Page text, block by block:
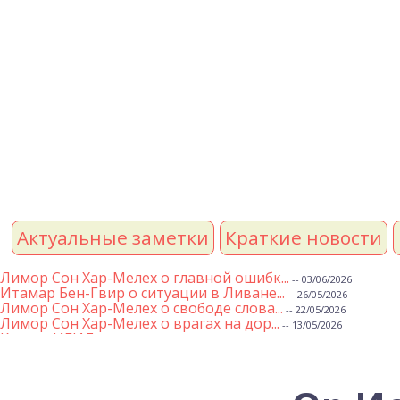
Актуальные заметки Краткие новости
Лимор Сон Хар-Мелех о главной ошибк... -- 03/06/2026
Итамар Бен-Гвир о ситуации в Ливане... -- 26/05/2026
Лимор Сон Хар-Мелех о свободе слова... -- 22/05/2026
Лимор Сон Хар-Мелех о врагах на дор... -- 13/05/2026
Клятва ИГИЛ